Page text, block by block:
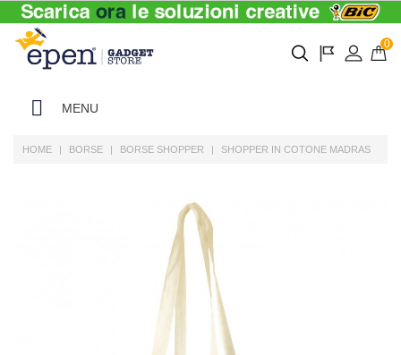
0
MENU
HOME BORSE BORSE SHOPPER SHOPPER IN COTONE MADRAS